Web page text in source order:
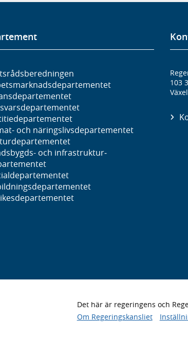
och näringslivs­departementet
och infrastruktur­
103
Det här är regeringens och
Om Regeringskansliet